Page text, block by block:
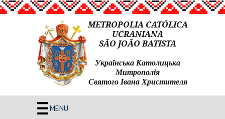
METROPOLIA CATÓLICA
UCRANIANA
SÃO JOÃO BATISTA
Українська Католицька
Митрополія
Святого Івана Христителя
MENU